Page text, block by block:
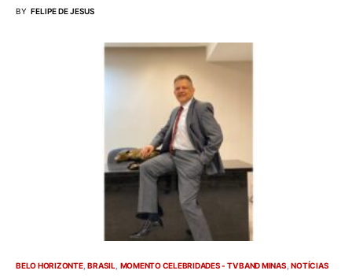
BY FELIPE DE JESUS
BELO HORIZONTE BRASIL MOMENTO CELEBRIDADES - TV BAND MINAS NOTÍCIAS